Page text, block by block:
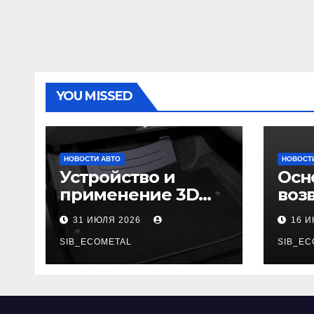
YOU MISSED
НОВОСТИ АВТО
Устройство и
применение 3D
автомобильных
ковриков
31 ИЮЛЯ 2026
SIB_ECOMETAL
16